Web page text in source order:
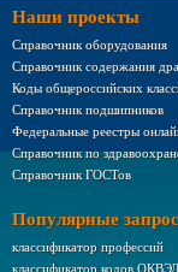
Наши проекты
Справочник оборудования
Справочник содержания
Коды общероссийских
Справочник подшипников
Федеральные реестры
Справочник по
Справочник ГОСТов
Популярные
классификатор профессий
классификатор кодов